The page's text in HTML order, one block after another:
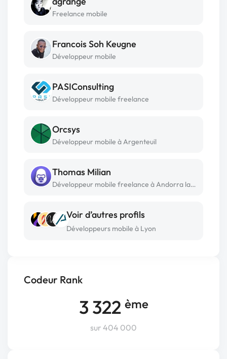
Codeur Rank
3 322 ème
sur 404 000
Freelance mobile
Francois Soh Keugne
Développeur mobile
PASIConsulting
Développeur mobile freelance
Orcsys
Développeur mobile à Argenteuil
Thomas Milian
Développeur mobile freelance à Andorra la vella
Voir d’autres profils
Développeurs mobile à Lyon